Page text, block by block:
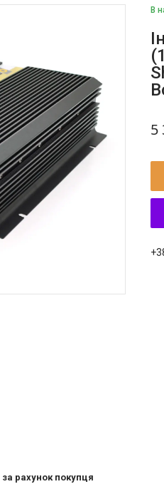
В
5
за рахунок покупця